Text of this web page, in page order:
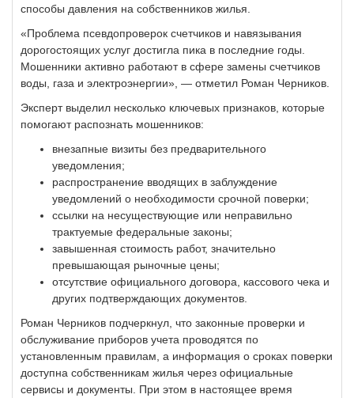
способы давления на собственников жилья.
«Проблема псевдопроверок счетчиков и навязывания
дорогостоящих услуг достигла пика в последние годы.
Мошенники активно работают в сфере замены счетчиков
воды, газа и электроэнергии», — отметил Роман Черников.
Эксперт выделил несколько ключевых признаков, которые
помогают распознать мошенников:
внезапные визиты без предварительного
уведомления;
распространение вводящих в заблуждение
уведомлений о необходимости срочной поверки;
ссылки на несуществующие или неправильно
трактуемые федеральные законы;
завышенная стоимость работ, значительно
превышающая рыночные цены;
отсутствие официального договора, кассового чека и
других подтверждающих документов.
Роман Черников подчеркнул, что законные проверки и
обслуживание приборов учета проводятся по
установленным правилам, а информация о сроках поверки
доступна собственникам жилья через официальные
сервисы и документы. При этом в настоящее время